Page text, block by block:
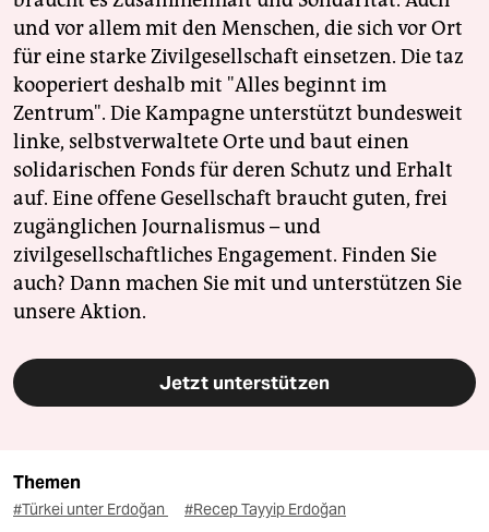
und vor allem mit den Menschen, die sich vor Ort
für eine starke Zivilgesellschaft einsetzen. Die taz
kooperiert deshalb mit "Alles beginnt im
Zentrum". Die Kampagne unterstützt bundesweit
linke, selbstverwaltete Orte und baut einen
solidarischen Fonds für deren Schutz und Erhalt
auf. Eine offene Gesellschaft braucht guten, frei
zugänglichen Journalismus – und
zivilgesellschaftliches Engagement. Finden Sie
auch? Dann machen Sie mit und unterstützen Sie
unsere Aktion.
Jetzt unterstützen
Themen
#Türkei unter Erdoğan
#Recep Tayyip Erdoğan